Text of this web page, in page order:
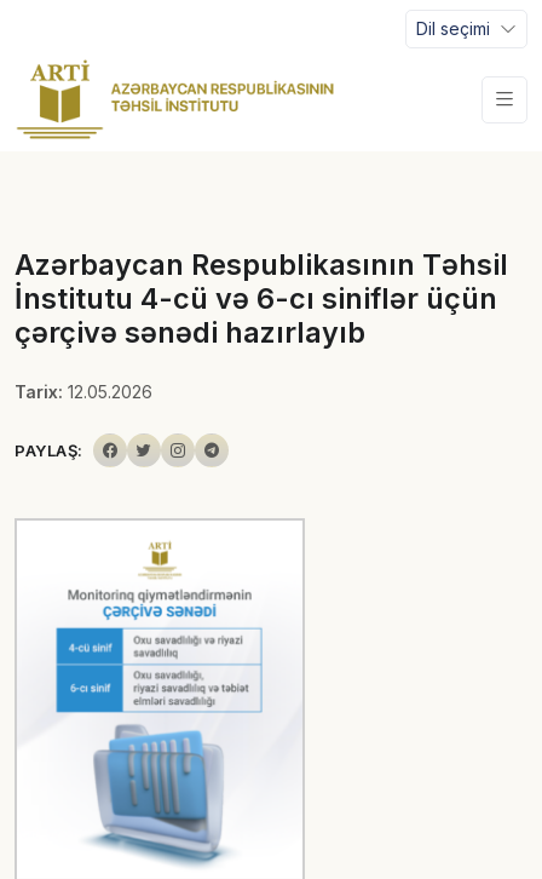
Dil seçimi
Azərbaycan Respublikasının Təhsil
İnstitutu 4-cü və 6-cı siniflər üçün
çərçivə sənədi hazırlayıb
Tarix: 12.05.2026
PAYLAŞ: